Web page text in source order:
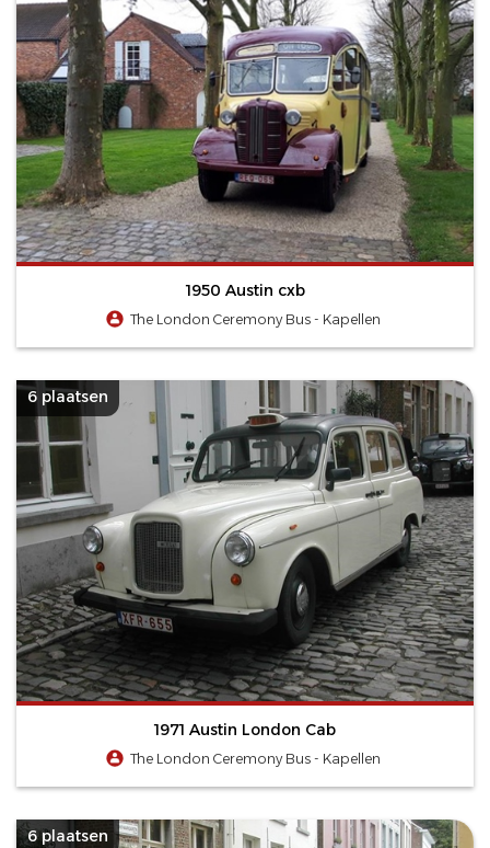
1950 Austin cxb
The London Ceremony Bus - Kapellen
6 plaatsen
1971 Austin London Cab
The London Ceremony Bus - Kapellen
6 plaatsen